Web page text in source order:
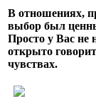
В отношениях,
выбор был
Просто у Вас не
открыто
чувствах.